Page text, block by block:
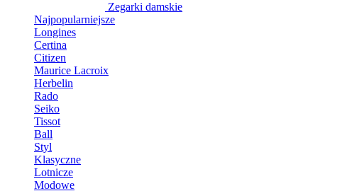
Zegarki damskie
Najpopularniejsze
Longines
Certina
Citizen
Maurice Lacroix
Herbelin
Rado
Seiko
Tissot
Ball
Styl
Klasyczne
Lotnicze
Modowe